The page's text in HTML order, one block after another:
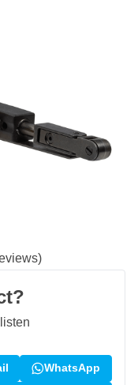
winkelwagen
WhatsApp